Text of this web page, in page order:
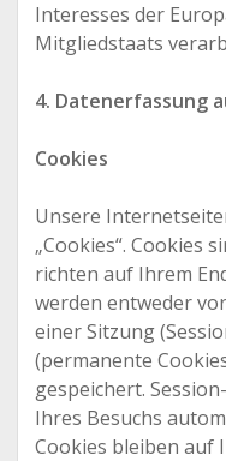
Interesses der
Mitgliedstaats
4. Datenerfassung
Cookies
Unsere
„Cookies“. Cookies
richten auf Ihrem
werden entweder
einer Sitzung
(permanente
gespeichert.
Ihres Besuchs
Cookies bleiben auf